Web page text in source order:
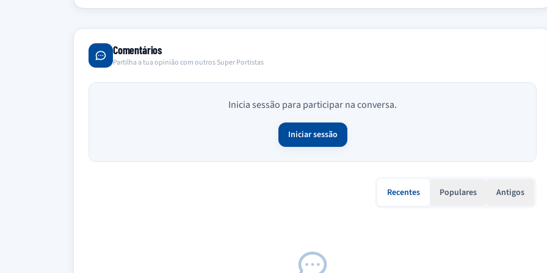
Comentários
Partilha a tua opinião com outros Super Portistas
Inicia sessão para participar na conversa.
Iniciar sessão
Recentes Populares Antigos